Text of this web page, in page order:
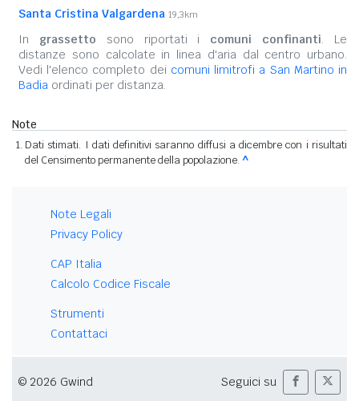
Santa Cristina Valgardena 19,3km
In grassetto sono riportati i comuni confinanti. Le
distanze sono calcolate in linea d'aria dal centro urbano.
Vedi l'elenco completo dei comuni limitrofi a San Martino in
Badia ordinati per distanza.
Note
Dati stimati. I dati definitivi saranno diffusi a dicembre con i risultati
del Censimento permanente della popolazione. ^
Note Legali
Privacy Policy
CAP Italia
Calcolo Codice Fiscale
Strumenti
Contattaci
© 2026 Gwind Seguici su